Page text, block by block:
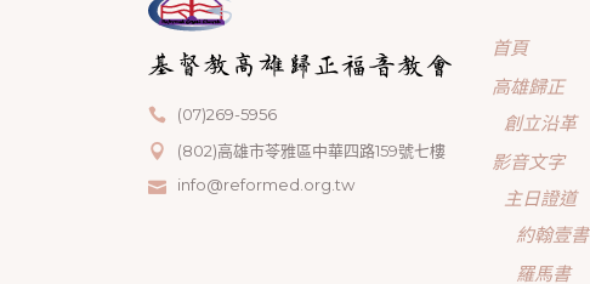
(07)269-5956
(802)高雄市苓雅區中華四路159號七樓
info@reformed.org.tw
首頁
高雄歸正
創立沿革
影音文字
主日證道
約翰壹書
羅馬書